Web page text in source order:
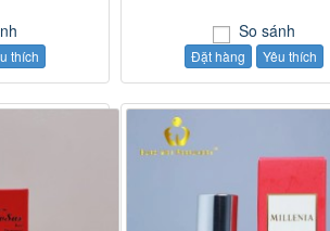
thích
So sánh
Đặt hàng Yêu thích